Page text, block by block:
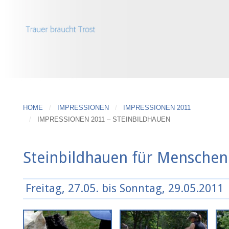
HOME IMPRESSIONEN
IMPRESSIONEN 2011
IMPRESSIONEN 2011 – STEINBILDHAUEN
Steinbildhauen für
Freitag, 27.05. bis Sonntag, 29.05.2011